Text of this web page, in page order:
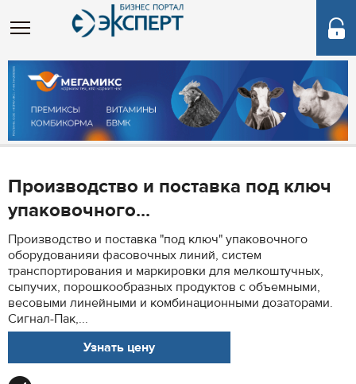
Производство и поставка под ключ
упаковочного...
Производство и поставка "под ключ" упаковочного
оборудованияи фасовочных линий, систем
транспортирования и маркировки для мелкоштучных,
сыпучих, порошкообразных продуктов с объемными,
весовыми линейными и комбинационными дозаторами.
Cигнал-Пак,...
Узнать цену